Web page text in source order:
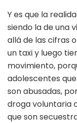
Y es que la
siendo la de una
allá de las cifras
un taxi y luego
movimiento,
adolescentes
son abusadas,
droga voluntaria
que son